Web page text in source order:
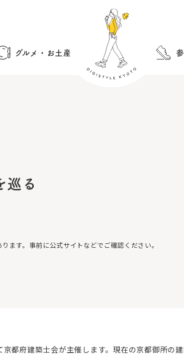
グルメ・お土産
る
ます。事前に公式サイトなどでご確認ください。
都府建築士会が主催します。現在の京都御所の